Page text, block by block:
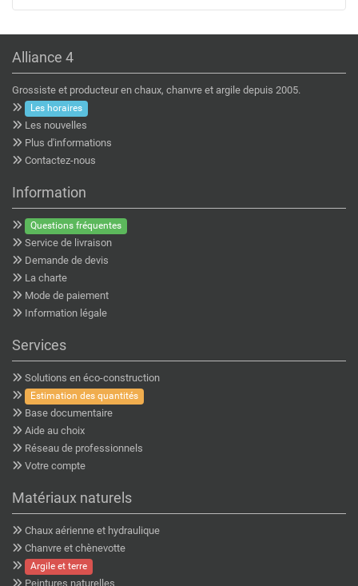
Alliance 4
Grossiste et producteur en chaux, chanvre et argile depuis 2005.
Les horaires
Les nouvelles
Plus d'informations
Contactez-nous
Information
Questions fréquentes
Service de livraison
Demande de devis
La charte
Mode de paiement
Information légale
Services
Solutions en éco-construction
Estimation des quantités
Base documentaire
Aide au choix
Réseau de professionnels
Votre compte
Matériaux naturels
Chaux aérienne et hydraulique
Chanvre et chènevotte
Argile et terre
Peintures naturelles